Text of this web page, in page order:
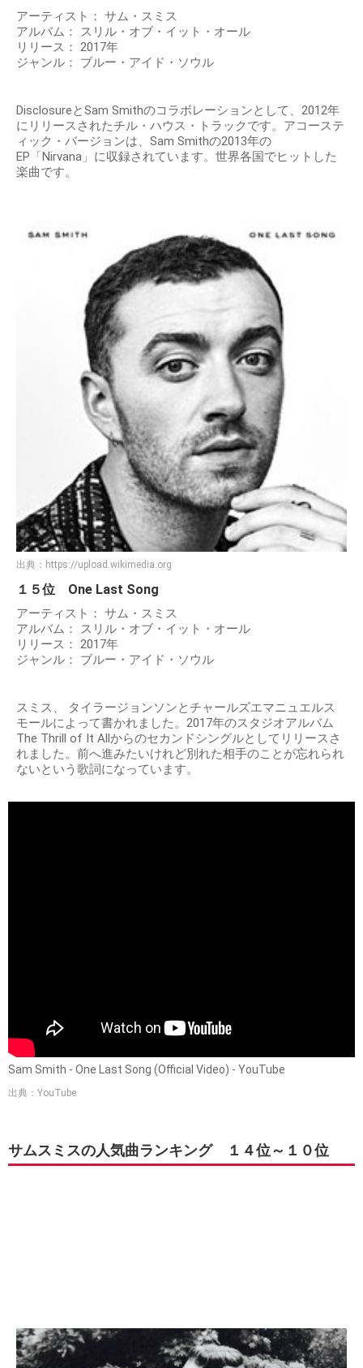
アーティスト： サム・スミス
アルバム： スリル・オブ・イット・オール
リリース： 2017年
ジャンル： ブルー・アイド・ソウル
DisclosureとSam Smithのコラボレーションとして、2012年
にリリースされたチル・ハウス・トラックです。アコーステ
ィック・バージョンは、Sam Smithの2013年の
EP「Nirvana」に収録されています。世界各国でヒットした
楽曲です。
出典： https://upload.wikimedia.org
１５位 One Last Song
アーティスト： サム・スミス
アルバム： スリル・オブ・イット・オール
リリース： 2017年
ジャンル： ブルー・アイド・ソウル
スミス、 タイラージョンソンとチャールズエマニュエルス
モールによって書かれました。2017年のスタジオアルバム
The Thrill of It Allからのセカンドシングルとしてリリースさ
れました。前へ進みたいけれど別れた相手のことが忘れられ
ないという歌詞になっています。
Sam Smith - One Last Song (Official Video) - YouTube
出典：YouTube
サムスミスの人気曲ランキング １４位～１０位